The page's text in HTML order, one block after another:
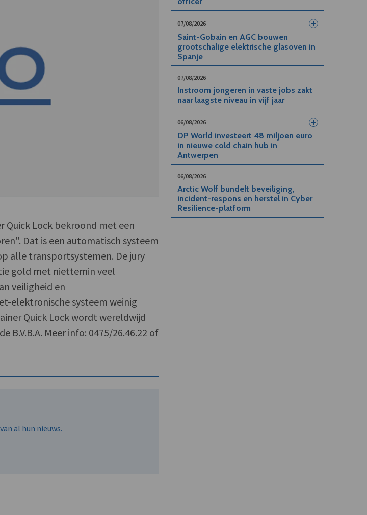
Quick Lock bekroond met een
Dat is een automatisch systeem
alle transportsystemen. De jury
gold met niettemin veel
veiligheid en
elektronische systeem weinig
Quick Lock wordt wereldwijd
Meer info: 0475/26.46.22 of
07/08/2026
Saint-Gobain en AGC bouwen
grootschalige elektrische glasoven in
Spanje
07/08/2026
Instroom jongeren in vaste jobs zakt
naar laagste niveau in vijf jaar
06/08/2026
DP World investeert 48 miljoen euro
in nieuwe cold chain hub in
Antwerpen
06/08/2026
Arctic Wolf bundelt beveiliging,
incident-respons en herstel in Cyber
Resilience-platform
al hun nieuws.